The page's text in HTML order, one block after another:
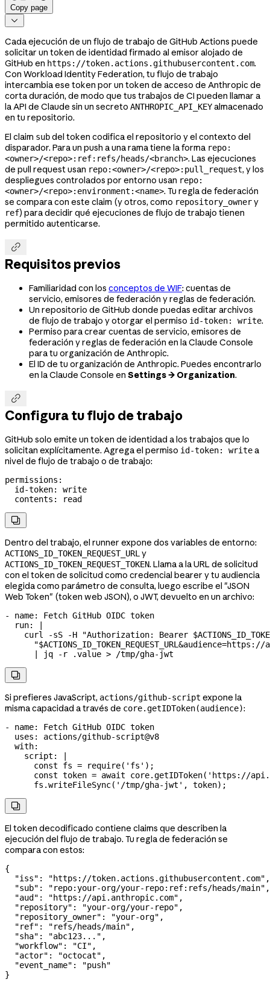
Copy page

Cada ejecución de un flujo de trabajo de GitHub Actions puede
solicitar un token de identidad firmado al emisor alojado de
GitHub en https://token.actions.githubusercontent.com.
Con Workload Identity Federation, tu flujo de trabajo
intercambia ese token por un token de acceso de Anthropic de
corta duración, de modo que tus trabajos de CI pueden llamar a
la API de Claude sin un secreto ANTHROPIC_API_KEYalmacenado
en tu repositorio.
El claim subdel token codifica el repositorio y el contexto del
disparador. Para un push a una rama tiene la forma repo:
<owner>/<repo>:ref:refs/heads/<branch>. Las ejecuciones
de pull request usan repo:<owner>/<repo>:pull_request, y los
despliegues controlados por entorno usan repo:
<owner>/<repo>:environment:<name>. Tu regla de federación
se compara con este claim (y otros, como repository_ownery
ref) para decidir qué ejecuciones de flujo de trabajo tienen
permitido autenticarse.

Requisitos previos
Familiaridad con los conceptos de WIF: cuentas de
servicio, emisores de federación y reglas de federación.
Un repositorio de GitHub donde puedas editar archivos
de flujo de trabajo y otorgar el permiso id-token: write.
Permiso para crear cuentas de servicio, emisores de
federación y reglas de federación en la Claude Console
para tu organización de Anthropic.
El ID de tu organización de Anthropic. Puedes encontrarlo
en la Claude Console en Settings → Organization.

Configura tu flujo de trabajo
GitHub solo emite un token de identidad a los trabajos que lo
solicitan explícitamente. Agrega el permiso id-token: writea
nivel de flujo de trabajo o de trabajo:
permissions :
  id-token
: write
  contents
: read

Dentro del trabajo, el runner expone dos variables de entorno:
ACTIONS_ID_TOKEN_REQUEST_URL y
ACTIONS_ID_TOKEN_REQUEST_TOKEN. Llama a la URL de solicitud
con el token de solicitud como credencial bearer y tu audiencia
elegida como parámetro de consulta, luego escribe el "JSON
Web Token" (token web JSON), o JWT, devuelto en un archivo:
- name: Fetch GitHub OIDC token
  run
:
|
curl -sS -H "Authorization: Bearer
"$ACTIONS_ID_TOKEN_REQUEST_URL&audience=https://
      | jq -r .value > /tmp/gha-jwt

Si prefieres JavaScript, actions/github-script expone la
misma capacidad a través de core.getIDToken(audience):
- name: Fetch GitHub OIDC token
  uses
: actions/github-script@v8
  with
:
    script
:
|
      const fs = require('fs');
const token = await core.getIDToken('https://
      fs.writeFileSync('/tmp/gha-jwt', token);

El token decodificado contiene claims que describen la
ejecución del flujo de trabajo. Tu regla de federación se
compara con estos:
{
  "iss"
: "https://token.actions.githubusercontent.com" ,
  "sub"
: "repo:your-org/your-repo:ref:refs/heads/main" ,
  "aud"
: "https://api.anthropic.com" ,
  "repository"
: "your-org/your-repo" ,
  "repository_owner"
: "your-org" ,
  "ref"
: "refs/heads/main" ,
  "sha"
: "abc123..." ,
  "workflow"
: "CI" ,
  "actor"
: "octocat" ,
  "event_name"
:
"push"
}